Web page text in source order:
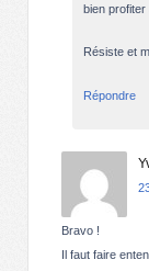
bien profiter
Résiste et
Répondre
Bravo !
Il faut faire